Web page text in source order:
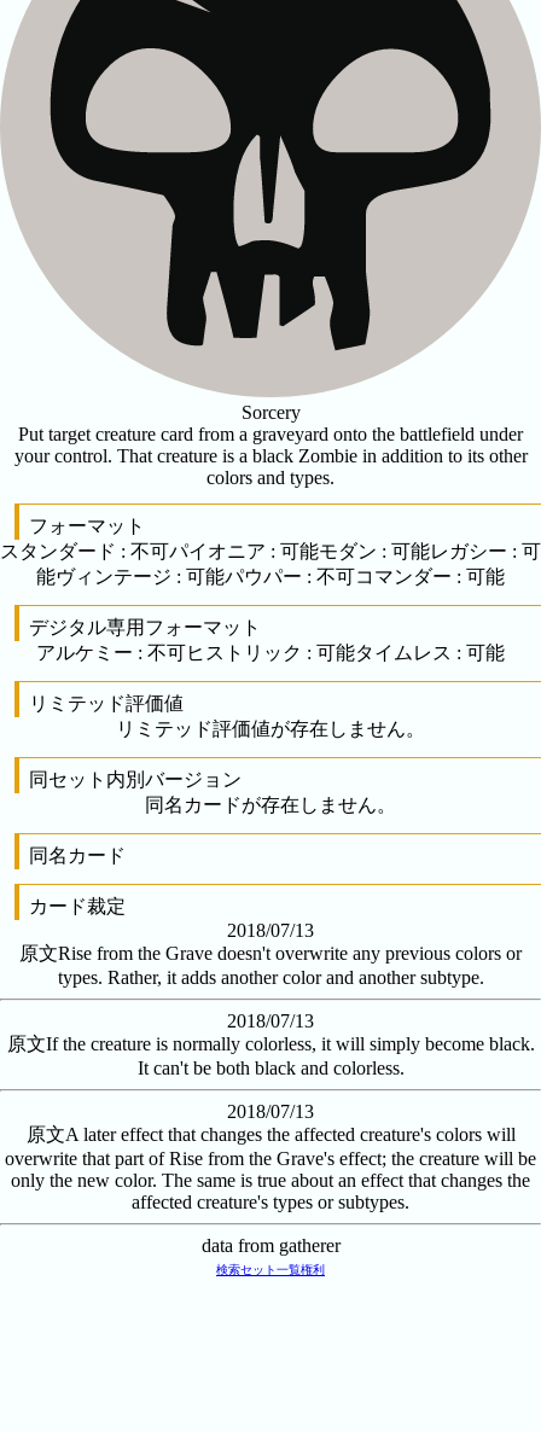
Sorcery
Put target creature card from a graveyard onto the battlefield under
your control. That creature is a black Zombie in addition to its other
colors and types.
フォーマット
スタンダード : 不可パイオニア : 可能モダン : 可能レガシー : 可
能ヴィンテージ : 可能パウパー : 不可コマンダー : 可能
デジタル専用フォーマット
アルケミー : 不可ヒストリック : 可能タイムレス : 可能
リミテッド評価値
リミテッド評価値が存在しません。
同セット内別バージョン
同名カードが存在しません。
同名カード
カード裁定
2018/07/13
原文Rise from the Grave doesn't overwrite any previous colors or
types. Rather, it adds another color and another subtype.
2018/07/13
原文If the creature is normally colorless, it will simply become black.
It can't be both black and colorless.
2018/07/13
原文A later effect that changes the affected creature's colors will
overwrite that part of Rise from the Grave's effect; the creature will be
only the new color. The same is true about an effect that changes the
affected creature's types or subtypes.
data from gatherer
検索セット一覧権利